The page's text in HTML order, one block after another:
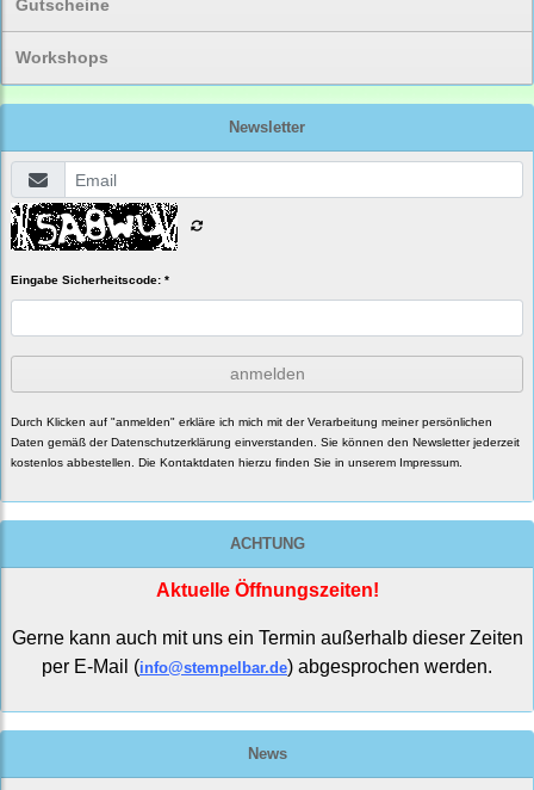
Gutscheine
Workshops
Newsletter
Eingabe Sicherheitscode: *
anmelden
Durch Klicken auf "anmelden" erkläre ich mich mit der Verarbeitung meiner persönlichen
Daten gemäß der Datenschutzerklärung einverstanden. Sie können den Newsletter jederzeit
kostenlos abbestellen. Die Kontaktdaten hierzu finden Sie in unserem Impressum.
ACHTUNG
Aktuelle Öffnungszeiten!
Gerne kann auch mit uns ein Termin außerhalb dieser Zeiten
per E-Mail (info@stempelbar.de) abgesprochen werden.
News